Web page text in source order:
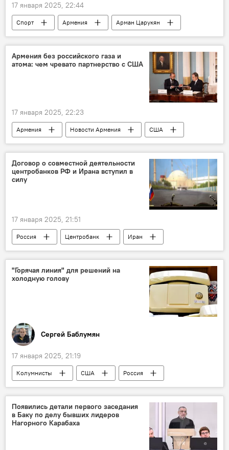
17 января 2025, 22:44
Спорт Армения
Арман Царукян
Новости Армения
Армения без российского газа и
атома: чем чревато партнерство с США
17 января 2025, 22:23
Армения Новости Армения
США
газ
Договор о совместной деятельности
центробанков РФ и Ирана вступил в
силу
17 января 2025, 21:51
Россия Центробанк
Иран
В мире
"Горячая линия" для решений на
холодную голову
Сергей Баблумян
17 января 2025, 21:19
Колумнисты США
Россия
телефон
горячая линия
Появились детали первого заседания
в Баку по делу бывших лидеров
Нагорного Карабаха